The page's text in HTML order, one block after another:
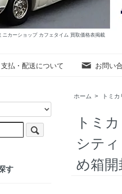
ニカーショップ カフェタイム 買取価格表掲載
支払・配送について お問い
ホーム > トミ
トミ
シテ
め箱開
す